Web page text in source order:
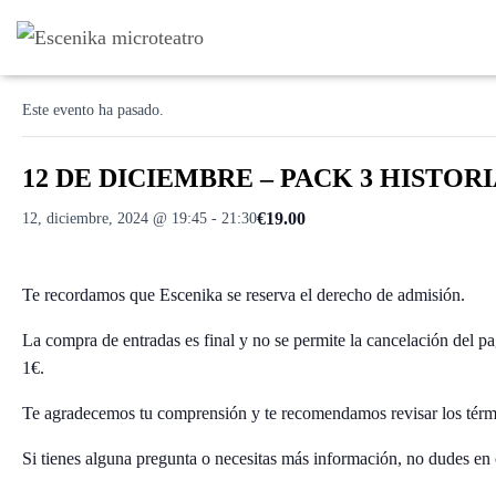
Este evento ha pasado.
12 DE DICIEMBRE – PACK 3
12, diciembre, 2024 @ 19:45 - 21:30€19.00
Te recordamos que Escenika se reserva el derecho de admisión.
La compra de entradas es final y no se permite la cancelación del
1€.
Te agradecemos tu comprensión y te recomendamos revisar los
Si tienes alguna pregunta o necesitas más información, no dudes en